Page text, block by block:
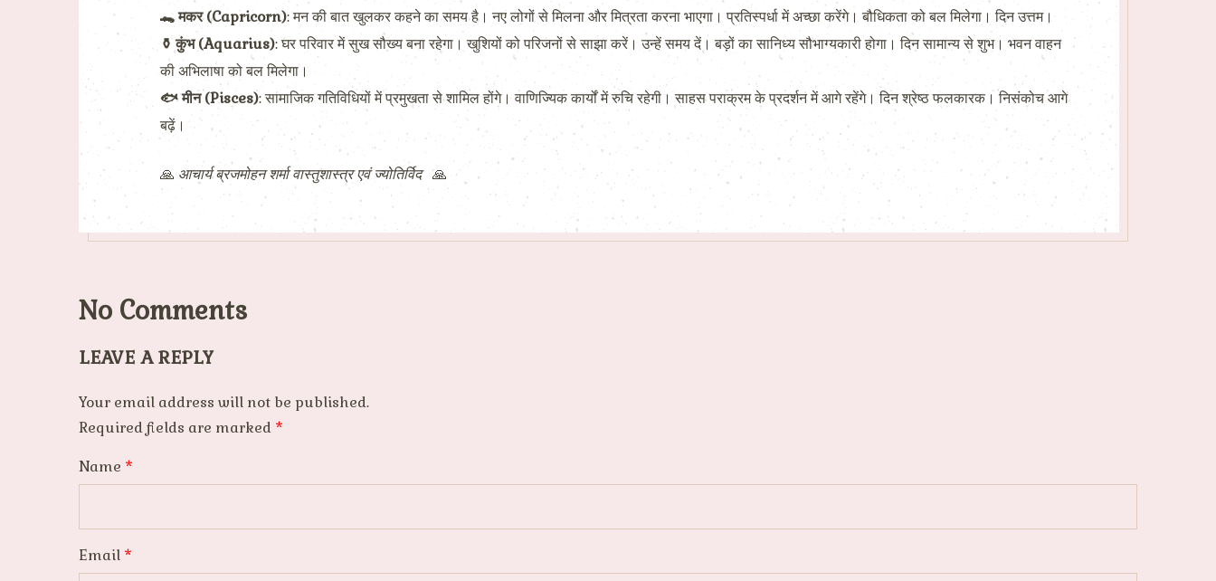
🐊 मकर (Capricorn): मन की बात खुलकर कहने का समय है। नए लोगों से मिलना और मित्रता करना भाएगा। प्रतिस्पर्धा में अच्छा करेंगे। बौधिकता को बल मिलेगा। दिन उत्तम।
⚱ कुंभ (Aquarius): घर परिवार में सुख सौख्य बना रहेगा। खुशियों को परिजनों से साझा करें। उन्हें समय दें। बड़ों का सानिध्य सौभाग्यकारी होगा। दिन सामान्य से शुभ। भवन वाहन
की अभिलाषा को बल मिलेगा।
🐟 मीन (Pisces): सामाजिक गतिविधियों में प्रमुखता से शामिल होंगे। वाणिज्यिक कार्यों में रुचि रहेगी। साहस पराक्रम के प्रदर्शन में आगे रहेंगे। दिन श्रेष्ठ फलकारक। निसंकोच आगे
बढ़ें।
🙏 आचार्य ब्रजमोहन शर्मा वास्तुशास्त्र एवं ज्योतिर्विद 🙏
No Comments
LEAVE A REPLY
Your email address will not be published.
Required fields are marked *
Name *
Email *